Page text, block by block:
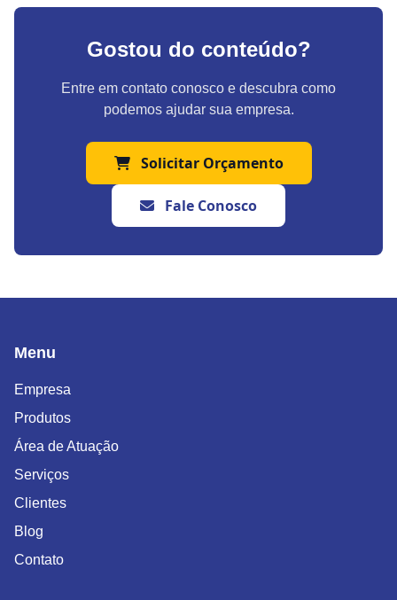
Gostou do conteúdo?
Entre em contato conosco e descubra como
podemos ajudar sua empresa.
Solicitar Orçamento
Fale Conosco
Menu
Empresa
Produtos
Área de Atuação
Serviços
Clientes
Blog
Contato